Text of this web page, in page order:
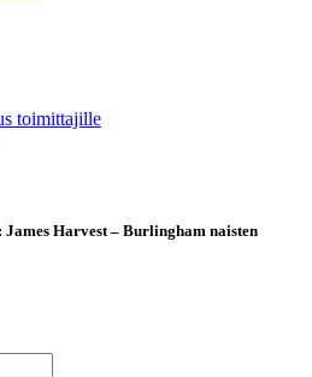
toimittajille
Harvest – Burlingham naisten